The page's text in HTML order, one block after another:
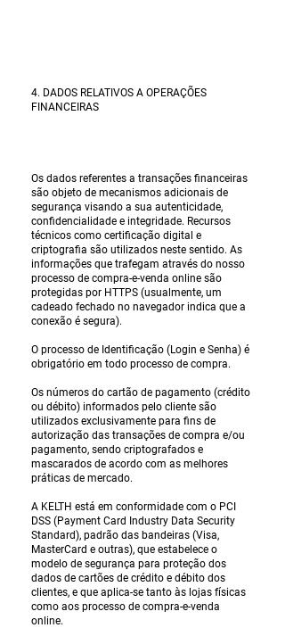
4. DADOS RELATIVOS A OPERAÇÕES
FINANCEIRAS
Os dados referentes a transações financeiras
são objeto de mecanismos adicionais de
segurança visando a sua autenticidade,
confidencialidade e integridade. Recursos
técnicos como certificação digital e
criptografia são utilizados neste sentido. As
informações que trafegam através do nosso
processo de compra-e-venda online são
protegidas por HTTPS (usualmente, um
cadeado fechado no navegador indica que a
conexão é segura).
O processo de Identificação (Login e Senha) é
obrigatório em todo processo de compra.
Os números do cartão de pagamento (crédito
ou débito) informados pelo cliente são
utilizados exclusivamente para fins de
autorização das transações de compra e/ou
pagamento, sendo criptografados e
mascarados de acordo com as melhores
práticas de mercado.
A KELTH está em conformidade com o PCI
DSS (Payment Card Industry Data Security
Standard), padrão das bandeiras (Visa,
MasterCard e outras), que estabelece o
modelo de segurança para proteção dos
dados de cartões de crédito e débito dos
clientes, e que aplica-se tanto às lojas físicas
como aos processo de compra-e-venda
online.